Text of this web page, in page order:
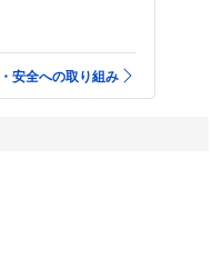
安全への取り組み